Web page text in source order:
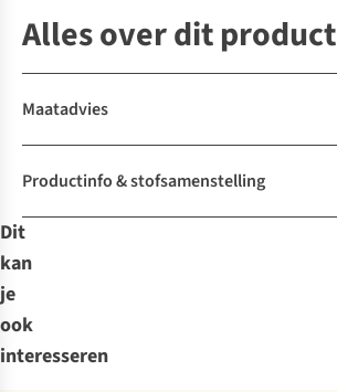
Alles over dit product
Maatadvies
Productinfo & stofsamenstelling
Dit
kan
je
ook
interesseren